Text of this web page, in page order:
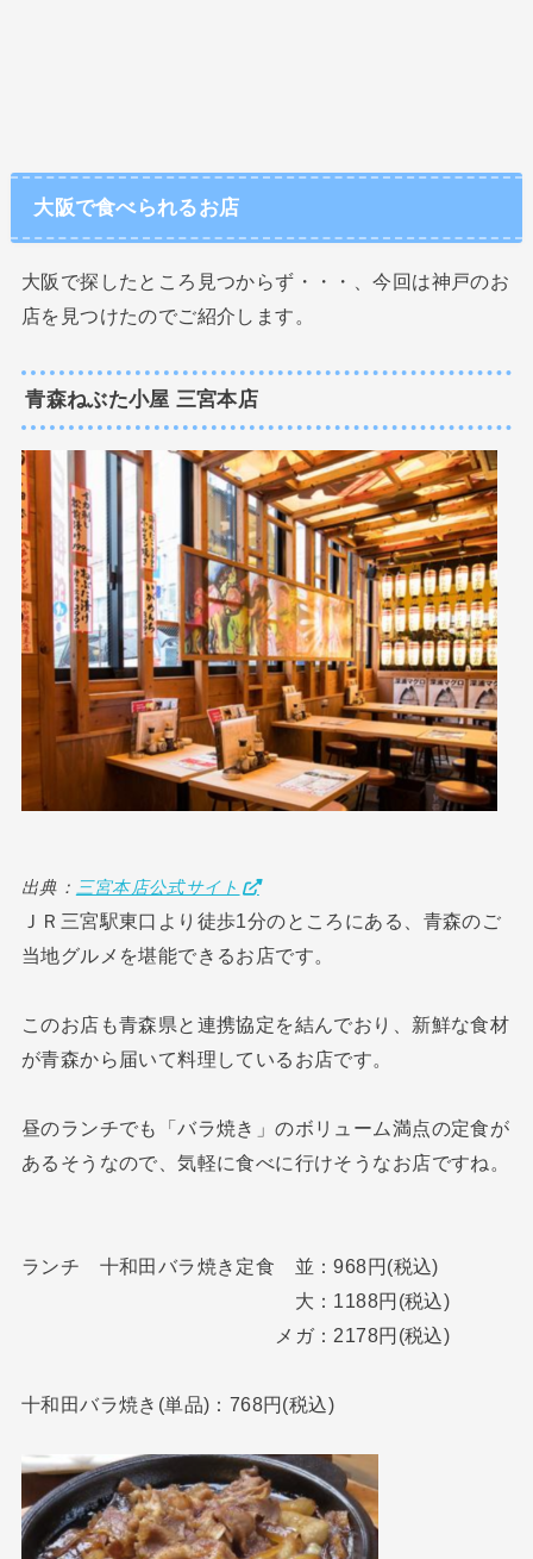
大阪で食べられるお店
大阪で探したところ見つからず・・・、今回は神戸のお
店を見つけたのでご紹介します。
青森ねぶた小屋 三宮本店
出典： 三宮本店公式サイト
ＪＲ三宮駅東口より徒歩1分のところにある、青森のご
当地グルメを堪能できるお店です。
このお店も青森県と連携協定を結んでおり、新鮮な食材
が青森から届いて料理しているお店です。
昼のランチでも「バラ焼き」のボリューム満点の定食が
あるそうなので、気軽に食べに行けそうなお店ですね。
ランチ 十和田バラ焼き定食 並：968円(税込)
大：1188円(税込)
メガ：2178円(税込)
十和田バラ焼き(単品)：768円(税込)